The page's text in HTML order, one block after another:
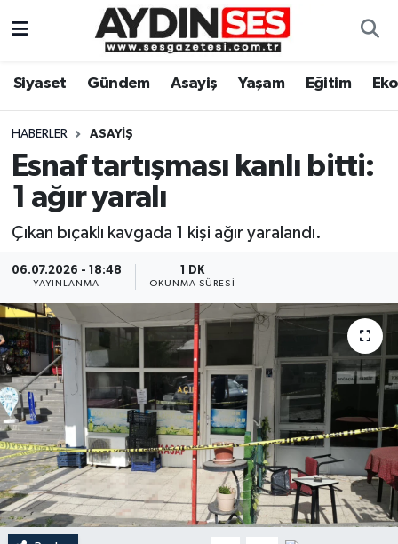
Siyaset Gündem Asayiş Yaşam Eğitim
HABERLER ASAYIŞ
Esnaf tartışması kanlı bitti:
1 ağır yaralı
Çıkan bıçaklı kavgada 1 kişi ağır yaralandı.
06.07.2026 - 18:48
YAYINLANMA
1 DK
OKUNMA SÜRESI
Gündem
Siyaset
Ekonomi
Kültür Sanat
Spor
Aydın Hava Durumu
Aydin Namaz Vakitleri
Aydın Trafik Yoğunluk Haritası
Tüm Manşetler
Son Dakika Haberleri
Haber Arşivi